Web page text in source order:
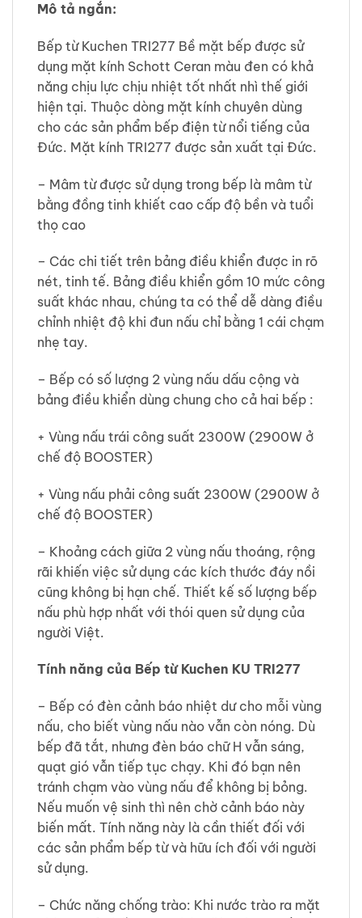
Mô tả ngắn:
Bếp từ Kuchen TRI277 Bề mặt bếp được sử
dụng mặt kính Schott Ceran màu đen có khả
năng chịu lực chịu nhiệt tốt nhất nhì thế giới
hiện tại. Thuộc dòng mặt kính chuyên dùng
cho các sản phẩm bếp điện từ nổi tiếng của
Đức. Mặt kính TRI277 được sản xuất tại Đức.
– Mâm từ được sử dụng trong bếp là mâm từ
bằng đồng tinh khiết cao cấp độ bền và tuổi
thọ cao
– Các chi tiết trên bảng điều khiển được in rõ
nét, tinh tế. Bảng điều khiển gồm 10 mức công
suất khác nhau, chúng ta có thể dễ dàng điều
chỉnh nhiệt độ khi đun nấu chỉ bằng 1 cái chạm
nhẹ tay.
– Bếp có số lượng 2 vùng nấu dấu cộng và
bảng điều khiển dùng chung cho cả hai bếp :
+ Vùng nấu trái công suất 2300W (2900W ở
chế độ BOOSTER)
+ Vùng nấu phải công suất 2300W (2900W ở
chế độ BOOSTER)
– Khoảng cách giữa 2 vùng nấu thoáng, rộng
rãi khiến việc sử dụng các kích thước đáy nồi
cũng không bị hạn chế. Thiết kế số lượng bếp
nấu phù hợp nhất với thói quen sử dụng của
người Việt.
Tính năng của Bếp từ Kuchen KU TRI277
– Bếp có đèn cảnh báo nhiệt dư cho mỗi vùng
nấu, cho biết vùng nấu nào vẫn còn nóng. Dù
bếp đã tắt, nhưng đèn báo chữ H vẫn sáng,
quạt gió vẫn tiếp tục chạy. Khi đó bạn nên
tránh chạm vào vùng nấu để không bị bỏng.
Nếu muốn vệ sinh thì nên chờ cảnh báo này
biến mất. Tính năng này là cần thiết đối với
các sản phẩm bếp từ và hữu ích đối với người
sử dụng.
– Chức năng chống trào: Khi nước trào ra mặt